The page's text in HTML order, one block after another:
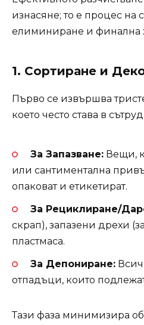
изнасяне; то е процес на
елиминиране и финална
1. Сортиране и
Първо се извършва
което често става в
За Запазване:Вещи,
или сантиментална
опаковат и етикетират.
За Рециклиране/
скрап), запазени дрехи
пластмаса.
За Депониране:
отпадъци, които
Тази фаза минимизира